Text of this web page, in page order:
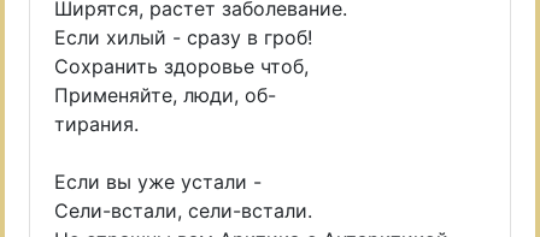
Ширятся, растет заболевание.
Если хилый - сразу в гроб!
Сохранить здоровье чтоб,
Применяйте, люди, об-
тирания.
Если вы уже устали -
Сели-встали, сели-встали.